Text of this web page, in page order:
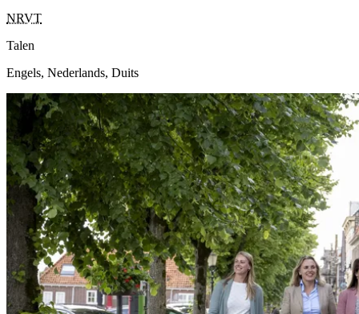
NRVT
Talen
Engels, Nederlands, Duits